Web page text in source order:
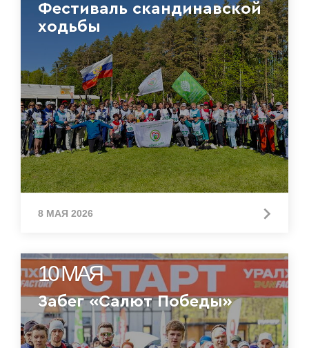
Фестиваль скандинавской
ходьбы
8 МАЯ 2026
10 МАЯ
Забег «Салют Победы»